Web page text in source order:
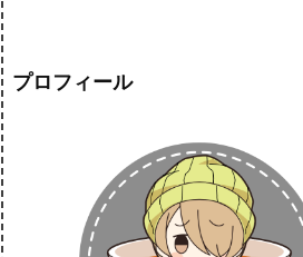
プロフィール